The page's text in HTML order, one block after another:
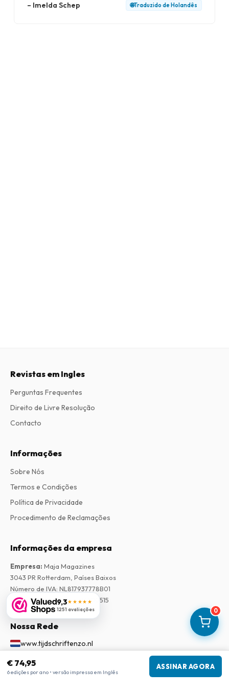
0
€ 74,95
6 edições por ano • versão impressa em Inglês
ASSINAR AGORA
– Imelda Schep 🌐Traduzido de Holandês
9,3★★★★★
1251 avaliações
Revistas em Ingles
Perguntas Frequentes
Direito de Livre Resolução
Contacto
Informações
Sobre Nós
Termos e Condições
Política de Privacidade
Procedimento de Reclamações
Informações da empresa
Empresa: Maja Magazines
3043 PR Rotterdam, Países Baixos
Número de IVA: NL817937778B01
Câmara de Comércio:27300515
Nossa Rede
www.tijdschriftenzo.nl
www.magazinesenanglais.fr